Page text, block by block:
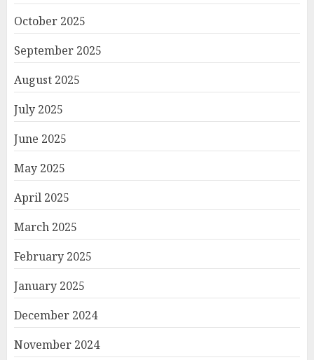
October 2025
September 2025
August 2025
July 2025
June 2025
May 2025
April 2025
March 2025
February 2025
January 2025
December 2024
November 2024